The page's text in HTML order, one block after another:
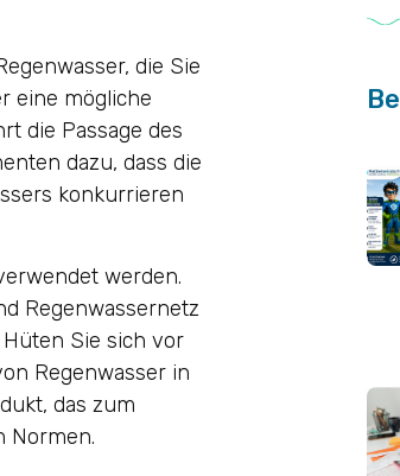
die Sie
eine mögliche
die Passage des
dazu, dass die
konkurrieren
werden.
Regenwassernetz
Sie sich vor
Regenwasser in
das zum
Normen.